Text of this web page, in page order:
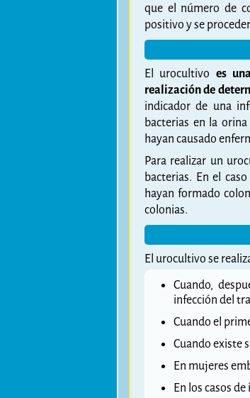
que el número de
positivo y se
El urocultivo es
realización de
indicador de una
bacterias en la
hayan causado
Para realizar un
bacterias. En el
hayan formado
colonias.
El urocultivo se
Cuando,
infección del
Cuando el
Cuando existe
En mujeres
En los casos